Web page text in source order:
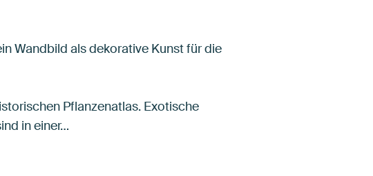
Wandbild als dekorative Kunst für die
Pflanzenatlas. Exotische
in einer…